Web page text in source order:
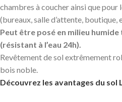
chambres à coucher ainsi que
(bureaux, salle d’attente, boutique,
Peut être posé en milieu humide
(résistant à l’eau 24h).
Revêtement de sol extrêmement
bois noble.
Découvrez les avantages du sol